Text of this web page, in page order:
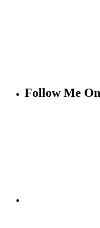
Follow Me